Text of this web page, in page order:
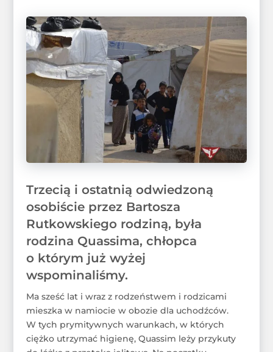
Trzecią i ostatnią odwiedzoną
osobiście przez Bartosza
Rutkowskiego rodziną, była
rodzina Quassima, chłopca
o którym już wyżej
wspominaliśmy.
Ma sześć lat i wraz z rodzeństwem i rodzicami
mieszka w namiocie w obozie dla uchodźców.
W tych prymitywnych warunkach, w których
ciężko utrzymać higienę, Quassim leży przykuty